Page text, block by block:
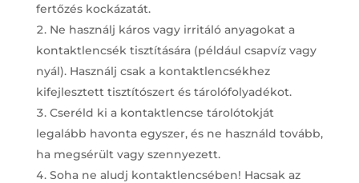
fertőzés kockázatát.
Ne használj káros vagy irritáló anyagokat a
kontaktlencsék tisztítására (például csapvíz vagy
nyál). Használj csak a kontaktlencsékhez
kifejlesztett tisztítószert és tárolófolyadékot.
Cseréld ki a kontaktlencse tárolótokját
legalább havonta egyszer, és ne használd tovább,
ha megsérült vagy szennyezett.
Soha ne aludj kontaktlencsében! Hacsak az